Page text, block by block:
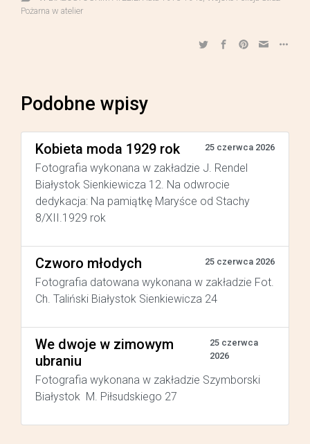
Pożarna w atelier
Podobne wpisy
Kobieta moda 1929 rok 25 czerwca 2026
Fotografia wykonana w zakładzie J. Rendel
Białystok Sienkiewicza 12. Na odwrocie
dedykacja: Na pamiątkę Maryśce od Stachy
8/XII.1929 rok
Czworo młodych 25 czerwca 2026
Fotografia datowana wykonana w zakładzie Fot.
Ch. Taliński Białystok Sienkiewicza 24
We dwoje w zimowym
ubraniu
25 czerwca
2026
Fotografia wykonana w zakładzie Szymborski
Białystok M. Piłsudskiego 27